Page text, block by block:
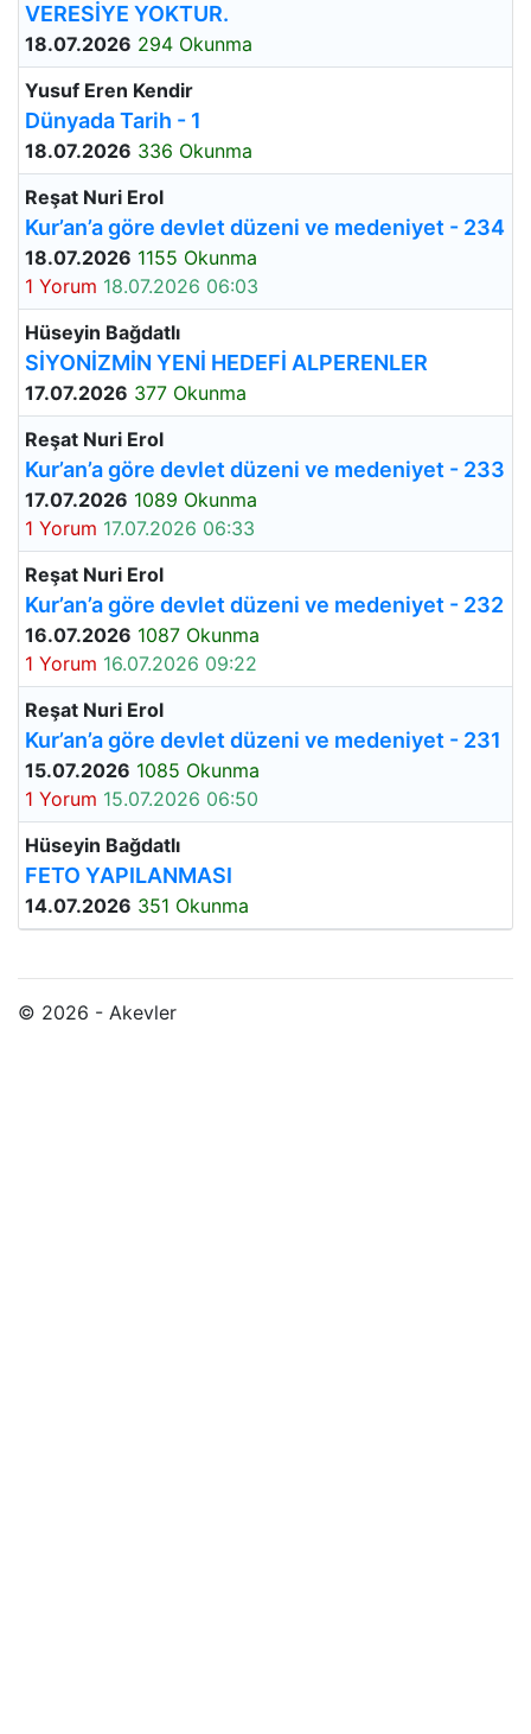
VERESİYE YOKTUR.
18.07.2026 294 Okunma
Yusuf Eren Kendir
Dünyada Tarih - 1
18.07.2026 336 Okunma
Reşat Nuri Erol
Kur’an’a göre devlet düzeni ve medeniyet - 234
18.07.2026 1155 Okunma
1 Yorum 18.07.2026 06:03
Hüseyin Bağdatlı
SİYONİZMİN YENİ HEDEFİ ALPERENLER
17.07.2026 377 Okunma
Reşat Nuri Erol
Kur’an’a göre devlet düzeni ve medeniyet - 233
17.07.2026 1089 Okunma
1 Yorum 17.07.2026 06:33
Reşat Nuri Erol
Kur’an’a göre devlet düzeni ve medeniyet - 232
16.07.2026 1087 Okunma
1 Yorum 16.07.2026 09:22
Reşat Nuri Erol
Kur’an’a göre devlet düzeni ve medeniyet - 231
15.07.2026 1085 Okunma
1 Yorum 15.07.2026 06:50
Hüseyin Bağdatlı
FETO YAPILANMASI
14.07.2026 351 Okunma
© 2026 - Akevler